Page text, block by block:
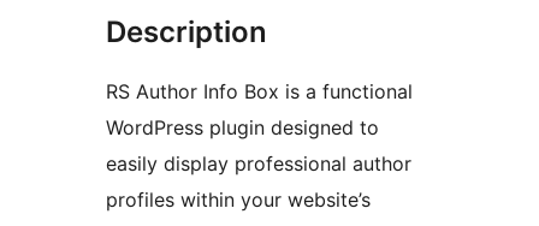
Description
RS Author Info Box is a functional
WordPress plugin designed to
easily display professional author
profiles within your website’s